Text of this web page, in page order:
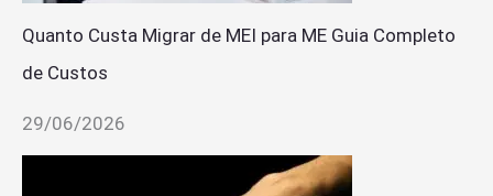
Quanto Custa Migrar de MEI para ME Guia Completo
de Custos
29/06/2026